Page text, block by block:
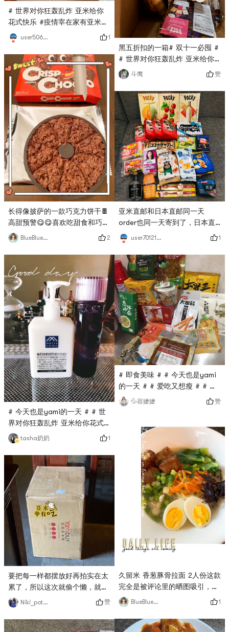
# 世界对你狂轰乱炸 亚米给你
花式快乐 #疫情宰在家有亚米什
么也不愁，我要做个快乐的小胖
子
user5066012695 1
长得像披萨的一款巧克力饼干🍫
高甜预警😋😋喜欢吃甜食和巧克
力的小伙伴一定不能错过这款饼
干。很甜但也真的很好吃。造型
独特，薄薄的一片，刚好一口一
片。浓郁的巧克力味道加上燕麦
脆脆的口感，配茶，配咖啡，配
牛奶都可以。虽然可能会因为太
甜而有罪恶感，不过一盒量也不
多，一次少吃一点，还是可以驾
驭的。# 高颜值美食 # # 世界
对你狂轰乱炸 亚米给你花式快
乐 #
BlueBlue426 2
# 今天也是yami的一天 # # 世
界对你狂轰乱炸 亚米给你花式
快乐 # 这个冬天最喜欢的味道
超好用的身体乳 香味很舒服 让
人很治愈
tasha奶奶 1
要把每一样都摆放好再拍实在太
累了，所以这次就偷个懒，就拍
了霸王的育发防脱，希望真的有
效果…～♥️# 世界对你狂轰乱炸
亚米给你花式快乐 #
Niki_potato 赞
样煮出来的粉就！超级！入味！
贼好吃了😋图2的抹茶小零食也
很好吃 这次还买了黑糖沙琪玛
虽然胖胖 但是真的很喜欢💕#
来亚米才知道的美食 # # 元气
亚米红 # # 如7而至
黑五折扣的一箱# 双十一必囤 #
# 世界对你狂轰乱炸 亚米给你
花式快乐 #谢谢亚米网的食物
斗鹰 赞
亚米直邮和日本直邮同一天
order也同一天寄到了，日本直
邮速度！😄😄超级推荐一风堂拉
面、这是第二次回购了、比一兰
好吃多了！小饼干们也很好吃😋
特别是蓝色那个巧克力味的，回
购+1。Laundrin这个经典花香喷
雾超好闻的，下一次准备入手同
味道的柔顺剂和扩香！# 来亚米
才知道的美食 # # 世界对你狂
轰乱炸 亚米给你花式快乐 #
user7012168875 1
# 即食美味 # # 今天也是yami
的一天 # # 爱吃又想瘦 # # 世
界对你狂轰乱炸 亚米给你花式
快乐 #世界对你狂轰乱炸，唯有
💦容嬷嬷 赞
久留米 香葱豚骨拉面 2人份这款
完全是被评论里的晒图吸引，于
是买来尝尝。如果单纯是面，肯
定是普通了些，但是自己加些乱
七八糟的东西，倒也是不错的一
BlueBlue426 1